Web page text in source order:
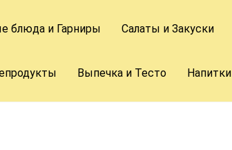
блюда и Гарниры Салаты и Закуски
Выпечка и Тесто Напитки